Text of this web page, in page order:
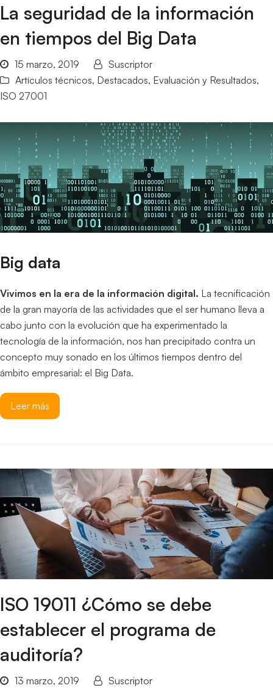
La seguridad de la información
en tiempos del Big Data
15 marzo, 2019
Suscriptor
Artículos técnicos, Destacados, Evaluación y Resultados,
ISO 27001
Big data
Vivimos en la era de la información digital. La tecnificación
de la gran mayoría de las actividades que el ser humano lleva a
cabo junto con la evolución que ha experimentado la
tecnología de la información, nos han precipitado contra un
concepto muy sonado en los últimos tiempos dentro del
ámbito empresarial: el Big Data.
Leer más
ISO 19011 ¿Cómo se debe
establecer el programa de
auditoría?
13 marzo, 2019
Suscriptor